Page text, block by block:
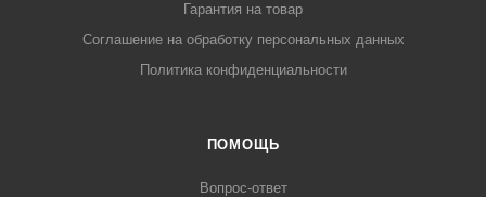
Гарантия на товар
Соглашение на обработку персональных данных
Политика конфиденциальности
ПОМОЩЬ
Вопрос-ответ